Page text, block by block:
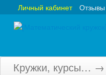
Отзывы
Личный кабинет
Кружки, курсы… →